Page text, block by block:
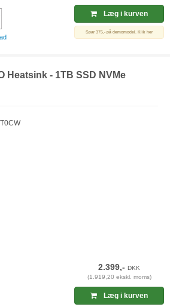
Læg i kurven
Spar 375,- på demomodel. Klik her
Heatsink - 1TB SSD NVMe
2.399,-DKK
(1.919,20 ekskl. moms)
Læg i kurven